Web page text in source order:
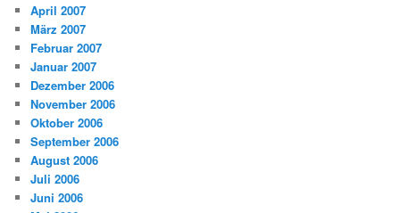
April 2007
März 2007
Februar 2007
Januar 2007
Dezember 2006
November 2006
Oktober 2006
September 2006
August 2006
Juli 2006
Juni 2006